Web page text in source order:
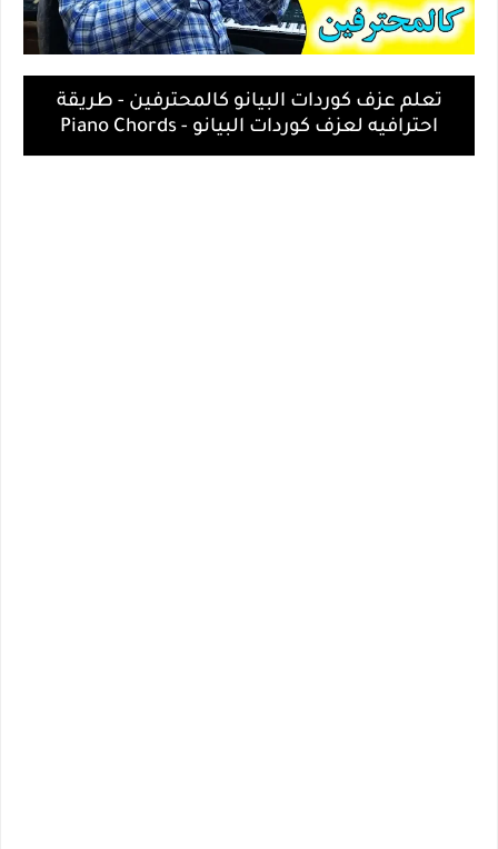
تعلم عزف كوردات البيانو كالمحترفين - طريقة
احترافيه لعزف كوردات البيانو - Piano Chords